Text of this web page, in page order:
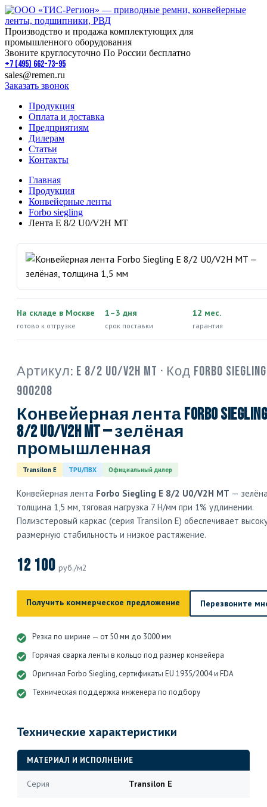
Производство и продажа комплектующих для
промышленного оборудования
Звоните круглосуточно По России бесплатно
+7 (495) 662-73-95
sales@remen.ru
Заказать звонок
Продукция
Оплата и доставка
Предприятиям
Дилерам
Статьи
Контакты
Главная
Продукция
Конвейерные ленты
Forbo siegling
Лента E 8/2 U0/V2H MT
На складе в Москве
готово к отгрузке
1–3 дня
срок поставки
12 мес.
гарантия
Артикул: E 8/2 U0/V2H MT · Код Forbo
900208
Конвейерная лента Forbo Siegling
8/2 U0/V2H MT — зелёная
промышленная
Transilon E TPU/ПВХ Официальный дилер
Конвейерная лента Forbo Siegling E 8/2 U0/V2H MT —
толщина 1,5 мм, тяговая нагрузка 7 Н/мм при 1% удлинении.
Полиэстеровый каркас (серия Transilon E) обеспечивает
размерную стабильность и низкое растяжение.
12 100 руб./м2
Получить коммерческое предложение Перезвоните
Резка по ширине — от 50 мм до 3000 мм
Горячая сварка ленты в кольцо под размер конвейера
Оригинал Forbo Siegling, сертификаты EU 1935/2004 и FDA
Техническая поддержка инженера по подбору
Технические характеристики
МАТЕРИАЛ И ИСПОЛНЕНИЕ
Серия Transilon E